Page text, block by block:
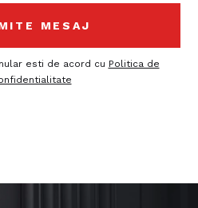
esti de acord cu Politica de